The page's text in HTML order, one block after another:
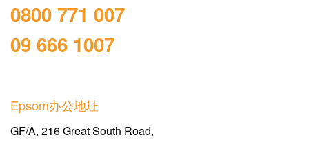
0800 771 007
09 666 1007
Epsom办公地址
GF/A, 216 Great South Road,